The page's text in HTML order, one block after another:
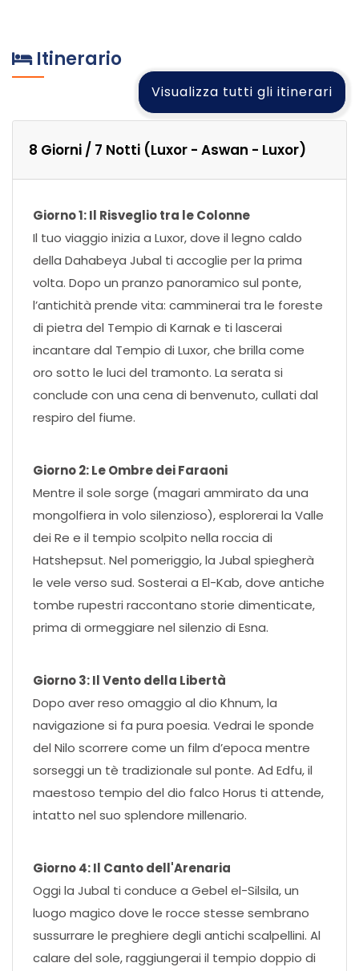
Itinerario
Visualizza tutti gli itinerari
8 Giorni / 7 Notti (Luxor - Aswan - Luxor)
Giorno 1: Il Risveglio tra le Colonne
Il tuo viaggio inizia a Luxor, dove il legno caldo
della Dahabeya Jubal ti accoglie per la prima
volta. Dopo un pranzo panoramico sul ponte,
l’antichità prende vita: camminerai tra le foreste
di pietra del Tempio di Karnak e ti lascerai
incantare dal Tempio di Luxor, che brilla come
oro sotto le luci del tramonto. La serata si
conclude con una cena di benvenuto, cullati dal
respiro del fiume.
Giorno 2: Le Ombre dei Faraoni
Mentre il sole sorge (magari ammirato da una
mongolfiera in volo silenzioso), esplorerai la Valle
dei Re e il tempio scolpito nella roccia di
Hatshepsut. Nel pomeriggio, la Jubal spiegherà
le vele verso sud. Sosterai a El-Kab, dove antiche
tombe rupestri raccontano storie dimenticate,
prima di ormeggiare nel silenzio di Esna.
Giorno 3: Il Vento della Libertà
Dopo aver reso omaggio al dio Khnum, la
navigazione si fa pura poesia. Vedrai le sponde
del Nilo scorrere come un film d’epoca mentre
sorseggi un tè tradizionale sul ponte. Ad Edfu, il
maestoso tempio del dio falco Horus ti attende,
intatto nel suo splendore millenario.
Giorno 4: Il Canto dell'Arenaria
Oggi la Jubal ti conduce a Gebel el-Silsila, un
luogo magico dove le rocce stesse sembrano
sussurrare le preghiere degli antichi scalpellini. Al
calare del sole, raggiungerai il tempio doppio di